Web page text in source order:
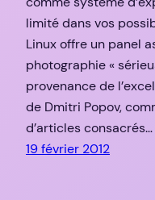
limité dans vos
Linux offre un panel
photographie «
provenance de
de Dmitri Popov,
d’articles consacrés…
19 février 2012